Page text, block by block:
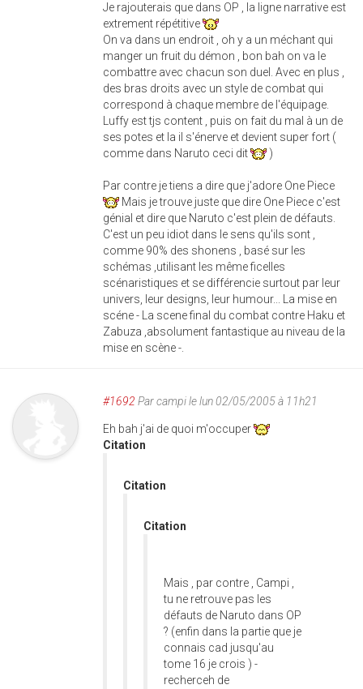
Je rajouterais que dans OP , la ligne narrative est
extrement répétitive
On va dans un endroit , oh y a un méchant qui
manger un fruit du démon , bon bah on va le
combattre avec chacun son duel. Avec en plus ,
des bras droits avec un style de combat qui
correspond à chaque membre de l'équipage.
Luffy est tjs content , puis on fait du mal à un de
ses potes et la il s'énerve et devient super fort (
comme dans Naruto ceci dit
)
Par contre je tiens a dire que j'adore One Piece
Mais je trouve juste que dire One Piece c'est
génial et dire que Naruto c'est plein de défauts.
C'est un peu idiot dans le sens qu'ils sont ,
comme 90% des shonens , basé sur les
schémas ,utilisant les même ficelles
scénaristiques et se différencie surtout par leur
univers, leur designs, leur humour... La mise en
scéne - La scene final du combat contre Haku et
Zabuza ,absolument fantastique au niveau de la
mise en scène -.
#1692 Parcampile lun 02/05/2005 à 11h21
Eh bah j'ai de quoi m'occuper
Citation
Citation
Citation
Mais , par contre , Campi ,
tu ne retrouve pas les
défauts de Naruto dans OP
? (enfin dans la partie que je
connais cad jusqu'au
tome 16 je crois ) -
recherceh de